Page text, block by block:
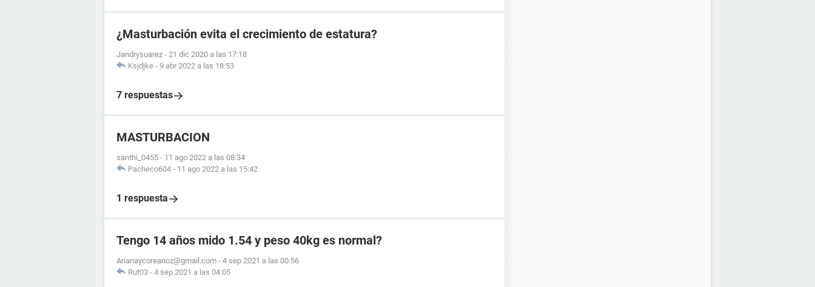
¿Masturbación evita el crecimiento de estatura?
Jandrysuarez - 21 dic 2020 a las 17:18
Ksjdjke - 9 abr 2022 a las 18:53
7 respuestas
MASTURBACION
santhi_0455 - 11 ago 2022 a las 08:34
Pacheco604 - 11 ago 2022 a las 15:42
1 respuesta
Tengo 14 años mido 1.54 y peso 40kg es normal?
Arianaycoreanoz@gmail.com - 4 sep 2021 a las 00:56
Rut03 - 4 sep 2021 a las 04:05